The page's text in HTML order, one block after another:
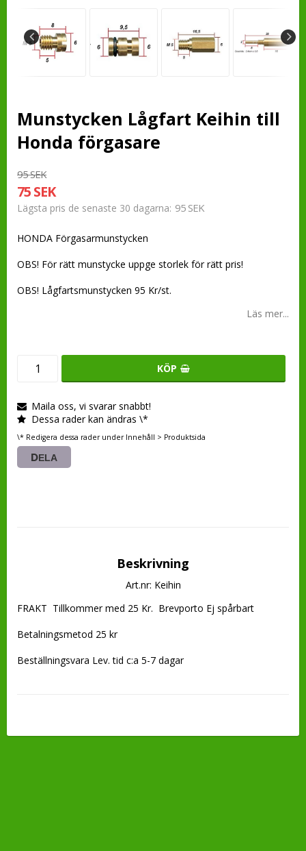
Munstycken Lågfart Keihin till
Honda förgasare
95 SEK
75 SEK
Lägsta pris de senaste 30 dagarna 95 SEK
HONDA Förgasarmunstycken
OBS! För rätt munstycke uppge storlek för rätt pris!
OBS! Lågfartsmunstycken 95 Kr/st.
Läs mer...
KÖP
Maila oss, vi svarar snabbt!
Dessa rader kan ändras \*
\* Redigera dessa rader under Innehåll > Produktsida
DELA
Beskrivning
Art.nr: Keihin
FRAKT  Tillkommer med 25 Kr.  Brevporto Ej spårbart
Betalningsmetod 25 kr
Beställningsvara Lev. tid c:a 5-7 dagar